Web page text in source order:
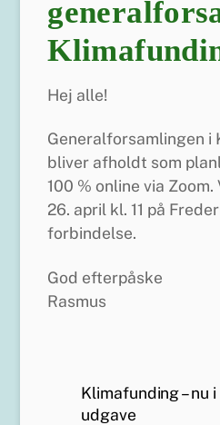
Hej alle!
Generalforsamlingen i
bliver afholdt som
100 % online via
26. april kl. 11 på
forbindelse.
God efterpåske
Rasmus
Klimafunding – nu
udgave